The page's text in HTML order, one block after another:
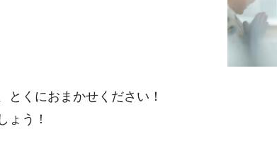
くにおまかせください！
ょう！